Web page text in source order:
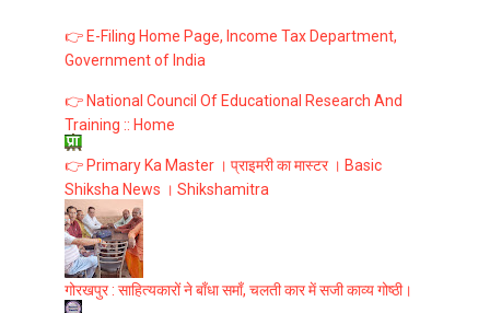
👉 E-Filing Home Page, Income Tax Department,
Government of India
👉 National Council Of Educational Research And
Training :: Home
👉 Primary Ka Master । प्राइमरी का मास्टर । Basic
Shiksha News । Shikshamitra
गोरखपुर : साहित्यकारों ने बाँधा समाँ, चलती कार में सजी काव्य गोष्ठी।